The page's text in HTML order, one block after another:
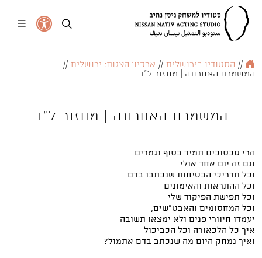
// הסטודיו בירושלים // ארכיון הצגות: ירושלים //
המשמרת האחרונה | מחזור ל"ד
המשמרת האחרונה | מחזור ל"ד
הרי סכסוכים תמיד בסוף נגמרים
וגם זה יום אחד אולי
וכל תדריכי הבטיחות שנכתבו בדם
וכל ההתראות והאימונים
וכל תפישת הפיקוד שלי
וכל המחסומים והאבט"שים,
יעמדו חיוורי פנים ולא ימצאו תשובה
איך כל הלכאורה וכל הכביכול
ואיך נמחק היום מה שנכתב בדם אתמול?